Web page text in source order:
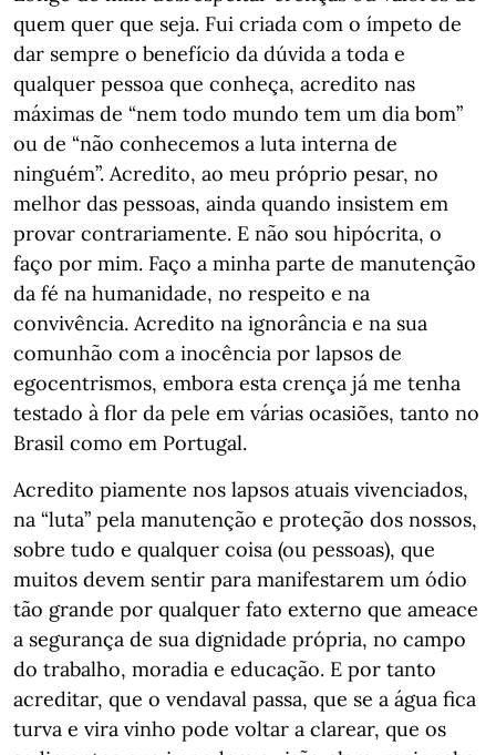
quem quer que seja. Fui criada com o ímpeto de
dar sempre o benefício da dúvida a toda e
qualquer pessoa que conheça, acredito nas
máximas de “nem todo mundo tem um dia bom”
ou de “não conhecemos a luta interna de
ninguém”. Acredito, ao meu próprio pesar, no
melhor das pessoas, ainda quando insistem em
provar contrariamente. E não sou hipócrita, o
faço por mim. Faço a minha parte de manutenção
da fé na humanidade, no respeito e na
convivência. Acredito na ignorância e na sua
comunhão com a inocência por lapsos de
egocentrismos, embora esta crença já me tenha
testado à flor da pele em várias ocasiões, tanto no
Brasil como em Portugal.
Acredito piamente nos lapsos atuais vivenciados,
na “luta” pela manutenção e proteção dos nossos,
sobre tudo e qualquer coisa (ou pessoas), que
muitos devem sentir para manifestarem um ódio
tão grande por qualquer fato externo que ameace
a segurança de sua dignidade própria, no campo
do trabalho, moradia e educação. E por tanto
acreditar, que o vendaval passa, que se a água fica
turva e vira vinho pode voltar a clarear, que os